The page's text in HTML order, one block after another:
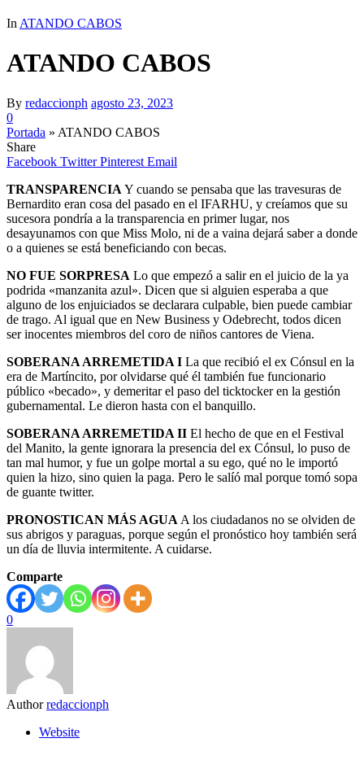
In ATANDO CABOS
ATANDO CABOS
By redaccionph agosto 23, 2023
0
Portada » ATANDO CABOS
Share
Facebook Twitter Pinterest Email
TRANSPARENCIA Y cuando se pensaba que las travesuras de
Bernardito eran cosa del pasado en el IFARHU, y creíamos que su
sucesora pondría a la transparencia en primer lugar, nos
desayunamos con que Miss Molo, ni de a vaina dejará saber a donde
o a quienes se está beneficiando con becas.
NO FUE SORPRESA Lo que empezó a salir en el juicio de la ya
podrida «manzanita azul». Dicen que si alguien esperaba a que
alguno de los enjuiciados se declarara culpable, bien puede cambiar
de trago. Al igual que en New Business y Odebrecht, todos dicen
ser inocentes miembros del coro de niños cantores de Viena.
SOBERANA ARREMETIDA I La que recibió el ex Cónsul en la
era de Martíncito, por olvidarse qué él también fue funcionario
público «becado», y demeritar el paso del ticktocker en la gestión
gubernamental. Le dieron hasta con el banquillo.
SOBERANA ARREMETIDA II El hecho de que en el Festival
del Manito, la gente ignorara la presencia del ex Cónsul, lo puso de
tan mal humor, y fue un golpe mortal a su ego, qué no le importó
quien la hizo, sino quien la paga. Pero le salíó mal porque tomó sopa
de guante twitter.
PRONOSTICAN MÁS AGUA A los ciudadanos no se olviden de
sus abrigos y paraguas, porque según el pronóstico hoy también será
un día de lluvia intermitente. A cuidarse.
Comparte
0
Author redaccionph
Website